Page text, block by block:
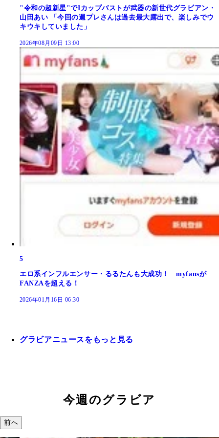
"令和の超新星"でIカップバストが武器の新世代グラビアン・
山田あい 「今回の週プレさんは過去最大露出で、楽しみでウ
キウキしていました」
2026年08月09日 13:00
5
エロ系インフルエンサー・るるたんも大成功！ myfansが
FANZAを超える！
2026年01月16日 06:30
グラビアニュースをもっと見る
今週のグラビア
前へ